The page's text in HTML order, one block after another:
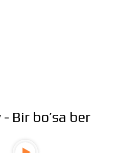
Bir bo’sa ber